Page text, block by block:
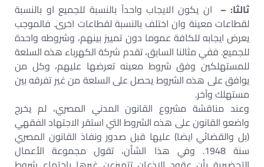
ثالثا: – ان يكون الايجاب واحداً بالنسبة للجميع او بالنسبة
لقطاعات معينة وان اختلف بالنسبة لقطاعات اخرى. فالموجب
يعرض ايجابه للكافة عموما دون تمييز بينهم، وشروطه واحدة
للجميع. ففي مثالنا السابق، تقدم شركة الكهرباء هذه السلعة
للمستهلكين وفق شروط معينه تعرضها عليهم، وكل من
يوافق على هذه الشروط يحصل على السلعة من غير تفرقه بين
مستهلك وآخر.
وعند مناقشة مشروع القانون المدني المصري، لم يخرج
واضعو القانون على هذه الشروط التي استقر الاجتهاد الفقهي
(بل والقضائي ايضا) عليها قبل صدور ونفاذ القانون المصري
سنة 1948. وفي هذا الشأن، تقول مجموعة الأعمال